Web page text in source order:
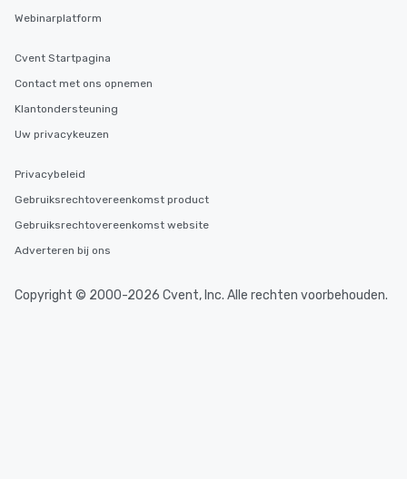
Webinarplatform
Cvent Startpagina
Contact met ons opnemen
Klantondersteuning
Uw privacykeuzen
Privacybeleid
Gebruiksrechtovereenkomst product
Gebruiksrechtovereenkomst website
Adverteren bij ons
Copyright © 2000-2026 Cvent, Inc. Alle rechten voorbehouden.